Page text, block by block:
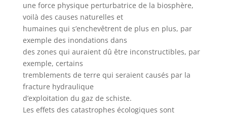
une force physique perturbatrice de la biosphère,
voilà des causes naturelles et
humaines qui s’enchevêtrent de plus en plus, par
exemple des inondations dans
des zones qui auraient dû être inconstructibles, par
exemple, certains
tremblements de terre qui seraient causés par la
fracture hydraulique
d’exploitation du gaz de schiste.
Les effets des catastrophes écologiques sont